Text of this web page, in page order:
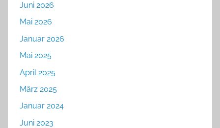
Juni 2026
Mai 2026
Januar 2026
Mai 2025
April 2025
März 2025
Januar 2024
Juni 2023